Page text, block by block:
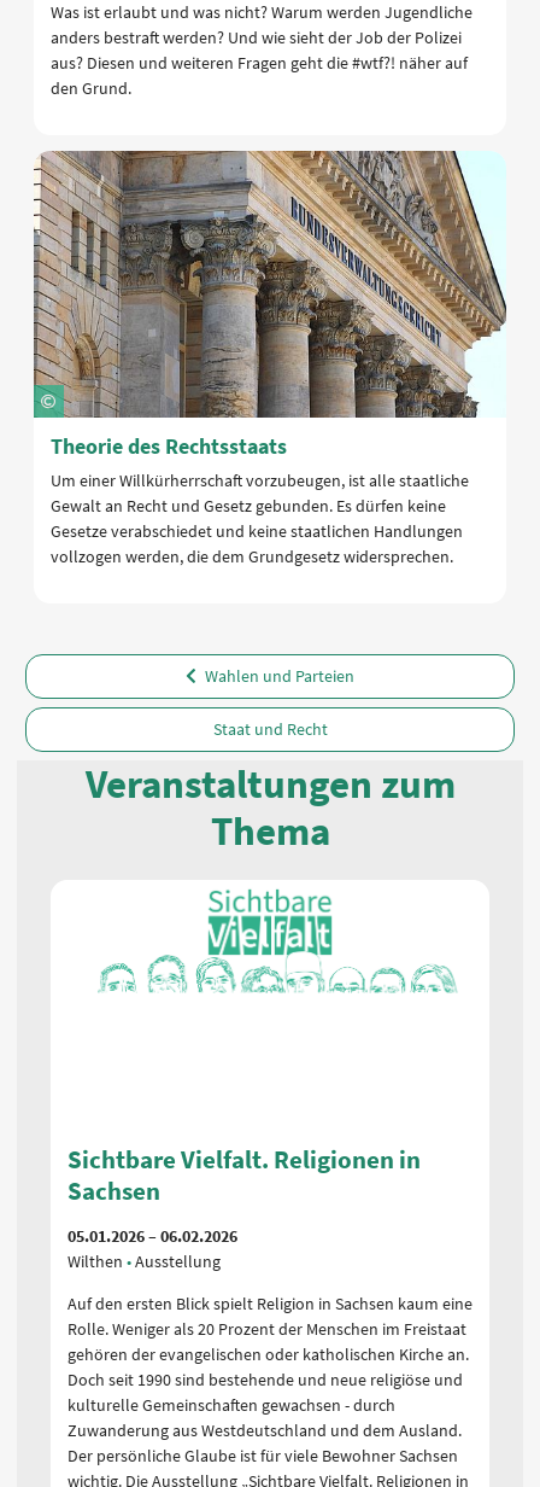
Was ist erlaubt und was nicht? Warum werden Jugendliche
anders bestraft werden? Und wie sieht der Job der Polizei
aus? Diesen und weiteren Fragen geht die #wtf?! näher auf
den Grund.
Theorie des Rechtsstaats
Um einer Willkürherrschaft vorzubeugen, ist alle staatliche
Gewalt an Recht und Gesetz gebunden. Es dürfen keine
Gesetze verabschiedet und keine staatlichen Handlungen
vollzogen werden, die dem Grundgesetz widersprechen.
Wahlen und Parteien
Staat und Recht
Veranstaltungen zum
Thema
Sichtbare Vielfalt. Religionen in
Sachsen
05.01.2026 – 06.02.2026
Wilthen
Ausstellung
Auf den ersten Blick spielt Religion in Sachsen kaum eine
Rolle. Weniger als 20 Prozent der Menschen im Freistaat
gehören der evangelischen oder katholischen Kirche an.
Doch seit 1990 sind bestehende und neue religiöse und
kulturelle Gemeinschaften gewachsen - durch
Zuwanderung aus Westdeutschland und dem Ausland.
Der persönliche Glaube ist für viele Bewohner Sachsen
wichtig. Die Ausstellung „Sichtbare Vielfalt. Religionen in